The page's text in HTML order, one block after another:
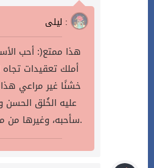
ليلى :
هذا ممتع(: أحب
أملك تعقيدات تجاه
خشنًا غير مراعي
عليه الخُلق
سأحبه، وغيرها من مقومات أخرى بسيطة.